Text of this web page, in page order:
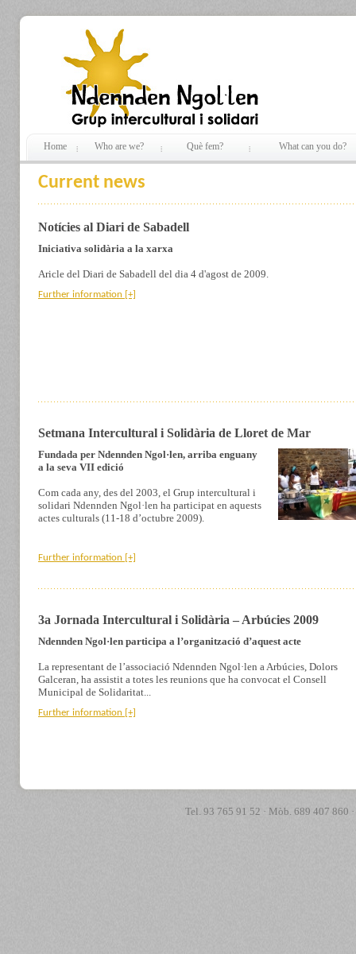
Home Who are we? Què fem? What can you do?
Current news
Notícies al Diari de Sabadell
Iniciativa solidària a la xarxa
Aricle del Diari de Sabadell del dia 4 d'agost de 2009.
Further information [+]
Setmana Intercultural i Solidària de Lloret de Mar
Fundada per Ndennden Ngol·len, arriba enguany
a la seva VII edició
Com cada any, des del 2003, el Grup intercultural i
solidari Ndennden Ngol·len ha participat en aquests
actes culturals (11-18 d’octubre 2009).
Further information [+]
3a Jornada Intercultural i Solidària – Arbúcies 2009
Ndennden Ngol·len participa a l’organització d’aquest acte
La representant de l’associació Ndennden Ngol·len a Arbúcies, Dolors
Galceran, ha assistit a totes les reunions que ha convocat el Consell
Municipal de Solidaritat...
Further information [+]
Tel. 93 765 91 52 · Mòb. 689 407 860 ·